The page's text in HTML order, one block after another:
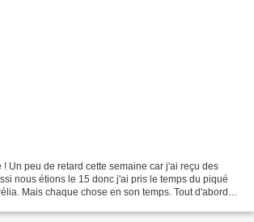
Un peu de retard cette semaine car j'ai reçu des
nous étions le 15 donc j'ai pris le temps du piqué
Mais chaque chose en son temps. Tout d'abord